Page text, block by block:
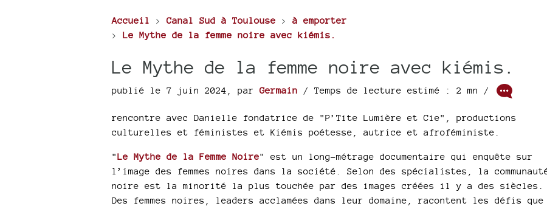
Accueil >Canal Sud à Toulouse > à emporter
> Le Mythe de la femme noire avec kiémis.
Le Mythe de la femme noire avec kiémis.
publié le 7 juin 2024 parGermain / Temps de lecture estimé : 2 mn /
rencontre avec Danielle fondatrice de "P’Tite Lumière et Cie", productions
culturelles et féministes et Kiémis poétesse, autrice et afroféministe.
"Le Mythe de la Femme Noire" est un long-métrage documentaire qui enquête sur
l’image des femmes noires dans la société. Selon des spécialistes, la
noire est la minorité la plus touchée par des images créées il y a des siècles.
Des femmes noires, leaders acclamées dans leur domaine, racontent les défis que